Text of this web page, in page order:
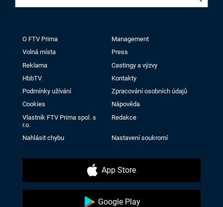
O FTV Prima
Management
Volná místa
Press
Reklama
Castingy a výzvy
HbbTV
Kontakty
Podmínky užívání
Zpracování osobních údajů
Cookies
Nápověda
Vlastník FTV Prima spol. s
r.o.
Redakce
Nahlásit chybu Nastavení soukromí
App Store
Google Play